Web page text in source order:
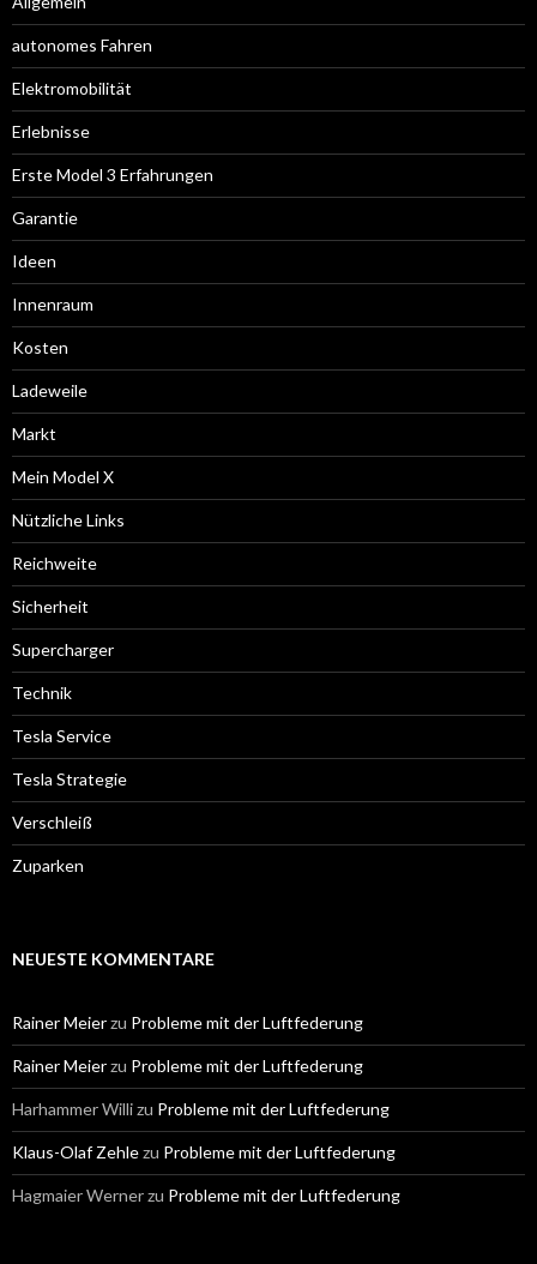
autonomes Fahren
Elektromobilität
Erlebnisse
Erste Model 3 Erfahrungen
Garantie
Ideen
Innenraum
Kosten
Ladeweile
Markt
Mein Model X
Nützliche Links
Reichweite
Sicherheit
Supercharger
Technik
Tesla Service
Tesla Strategie
Verschleiß
Zuparken
NEUESTE KOMMENTARE
Rainer Meierzu Probleme mit der Luftfederung
Rainer Meierzu Probleme mit der Luftfederung
Harhammer Willizu Probleme mit der Luftfederung
Klaus-Olaf Zehlezu Probleme mit der Luftfederung
Hagmaier Wernerzu Probleme mit der Luftfederung